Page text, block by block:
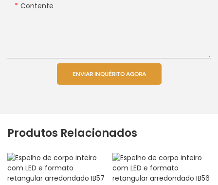
Contente
ENVIAR INQUÉRITO AGORA
Produtos Relacionados